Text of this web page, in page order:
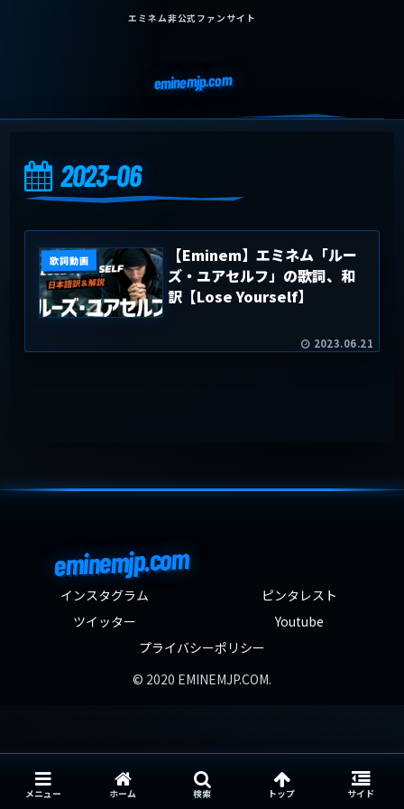
エミネム非公式ファンサイト
eminemjp.com
2023-06
歌詞動画
【Eminem】エミネム「ルー
ズ・ユアセルフ」の歌詞、和
訳【Lose Yourself】
2023.06.21
eminemjp.com
インスタグラム
ピンタレスト
ツイッター
Youtube
プライバシーポリシー
© 2020 EMINEMJP.COM.
メニュー ホーム 検索 トップ サイド